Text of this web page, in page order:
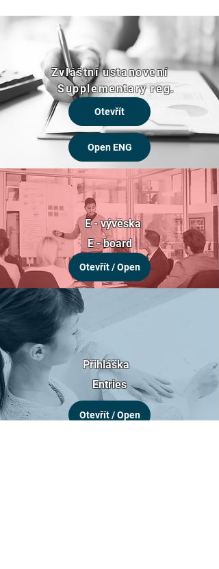
Zvláštní ustanovení
Supplementary reg.
Otevřít
Open ENG
E - vývěska
E - board
Otevřít / Open
Přihláška
Entries
Otevřít / Open